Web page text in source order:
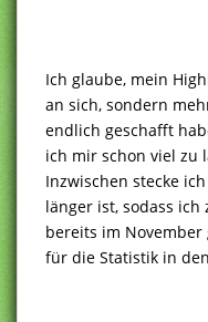
Ich glaube, mein
an sich, sondern
endlich geschafft
ich mir schon viel zu
Inzwischen stecke
länger ist, sodass ich
bereits im November
für die Statistik in